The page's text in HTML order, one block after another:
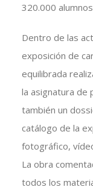
320.000
Dentro de las
exposición de
equilibrada
la asignatura de
también un
catálogo de la
fotográfico,
La obra
todos los